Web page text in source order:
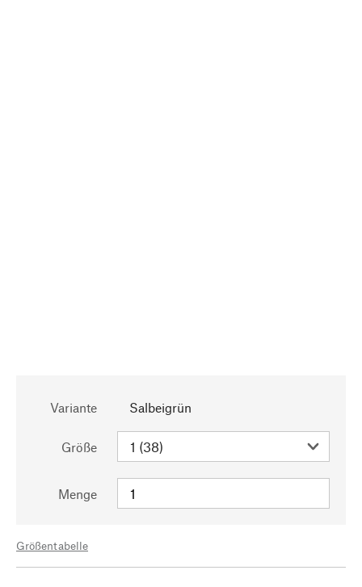
Variante Salbeigrün
Größe
Menge
Größentabelle